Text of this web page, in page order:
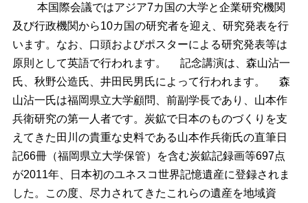
本国際会議ではアジア7カ国の大学と企業研究機関
及び行政機関から10カ国の研究者を迎え、研究発表を行
います。なお、口頭およびポスターによる研究発表等は
原則として英語で行われます。
記念講演は、森山沾一
氏、秋野公造氏、井田民男氏によって行われます。
森
山沾一氏は福岡県立大学顧問、前副学長であり、山本作
兵衛研究の第一人者です。炭鉱で日本のものづくりを支
えてきた田川の貴重な史料である山本作兵衛氏の直筆日
記66冊（福岡県立大学保管）を含む炭鉱記録画等697点
が2011年、日本初のユネスコ世界記憶遺産に登録されま
した。この度、尽力されてきたこれらの遺産を地域資